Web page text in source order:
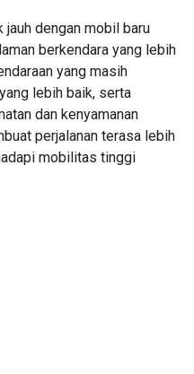
jauh dengan mobil baru
berkendara yang lebih
yang masih
lebih baik, serta
dan kenyamanan
perjalanan terasa lebih
mobilitas tinggi